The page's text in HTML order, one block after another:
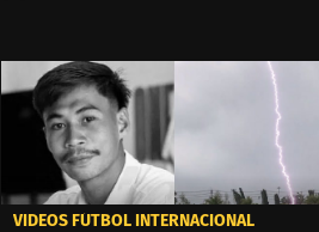
VIDEOS FÚTBOL INTERNACIONAL